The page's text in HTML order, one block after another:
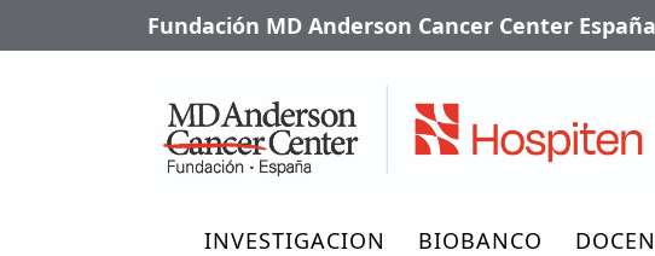
Fundación MD Anderson Cancer Center
INVESTIGACION BIOBANCO